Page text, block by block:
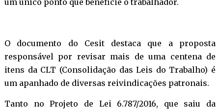
O documento do Cesitdestaca que a proposta
responsável por revisar mais de uma centena de
itens da CLT (Consolidação das Leis do Trabalho) é
um apanhado de diversas reivindicações patronais.
Tanto no Projeto de Lei 6.787/2016, que saiu da